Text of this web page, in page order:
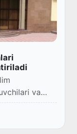
va